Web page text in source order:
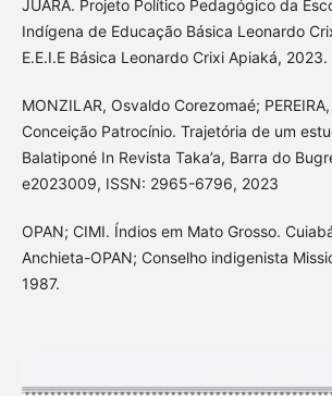
JUARA. Projeto Político Pedagógico da
Indígena de Educação Básica Leonardo
E.E.I.E Básica Leonardo Crixi Apiaká, 2023.
MONZILAR, Osvaldo Corezomaé;
Conceição Patrocínio. Trajetória de um
Balatiponé In Revista Taka’a, Barra do
e2023009, ISSN: 2965-6796, 2023
OPAN; CIMI. Índios em Mato Grosso.
Anchieta-OPAN; Conselho indigenista
1987.